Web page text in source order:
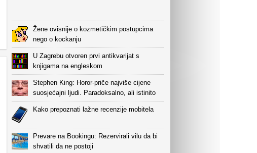
Žene ovisnije o kozmetičkim postupcima
nego o kockanju
U Zagrebu otvoren prvi antikvarijat s
knjigama na engleskom
Stephen King: Horor-priče najviše cijene
suosjećajni ljudi. Paradoksalno, ali istinito
Kako prepoznati lažne recenzije mobitela
Prevare na Bookingu: Rezervirali vilu da bi
shvatili da ne postoji